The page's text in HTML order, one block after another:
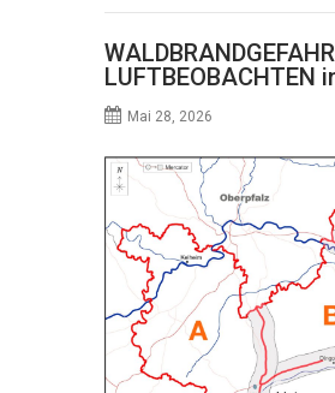
LUFTBEOBACHTEN
Mai 28, 2026